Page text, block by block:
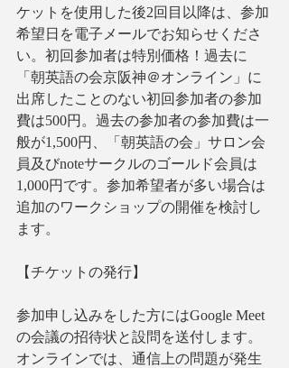
ケットを使用した後2回目以降は、参加
希望日を電子メールでお知らせくださ
い。初回参加者は特別価格！過去に
「朝英語の会京阪神＠オンライン」に
出席したことのない初回参加者の参加
費は500円。過去の参加者の参加費は一
般が1,500円、「朝英語の会」サロン会
員及びnoteサークルのゴールド会員は
1,000円です。参加希望者が多い場合は
追加のワークショップの開催を検討し
ます。
【チケットの発行】
参加申し込みをした方にはGoogle Meet
の会議の招待状と設問を送付します。
オンラインでは、通信上の問題が発生